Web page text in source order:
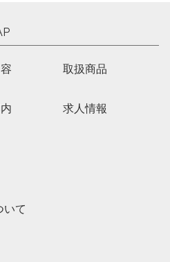
取扱商品
求人情報
いて